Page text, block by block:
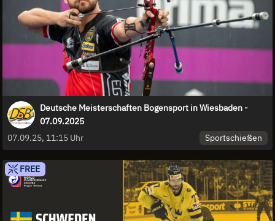
Deutsche Meisterschaften Bogensport in Wiesbaden -
07.09.2025
07.09.25, 11:15 Uhr
Sportschießen
FREE